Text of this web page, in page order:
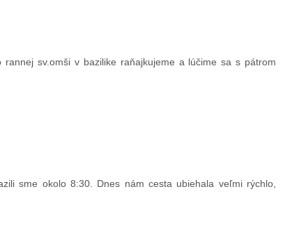
sv.omši v bazilike raňajkujeme a lúčime sa s pátrom
sme okolo 8:30. Dnes nám cesta ubiehala veľmi rýchlo,